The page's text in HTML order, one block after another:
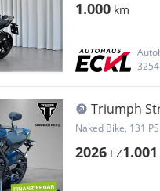
1.000 km
Triumph
Naked Bike, 131
2026 EZ1.001